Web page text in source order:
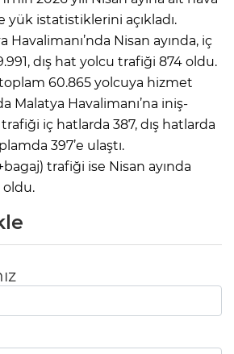
yük istatistiklerini açıkladı.
Havalimanı’nda Nisan ayında, iç
dış hat yolcu trafiği 874 oldu.
60.865 yolcuya hizmet
Malatya Havalimanı’na iniş-
iç hatlarda 387, dış hatlarda
397’e ulaştı.
trafiği ise Nisan ayında